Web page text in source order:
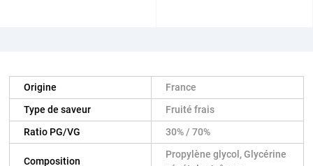
Origine
France
Type de saveur
Fruité frais
Ratio PG/VG
30% / 70%
Composition
Propylène glycol, Glycérine